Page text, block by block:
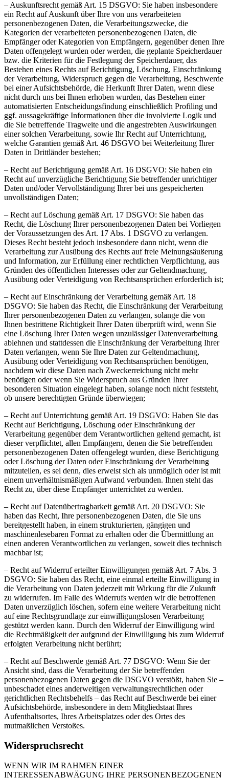
– Auskunftsrecht gemäß Art. 15 DSGVO: Sie haben insbesondere
ein Recht auf Auskunft über Ihre von uns verarbeiteten
personenbezogenen Daten, die Verarbeitungszwecke, die
Kategorien der verarbeiteten personenbezogenen Daten, die
Empfänger oder Kategorien von Empfängern, gegenüber denen Ihre
Daten offengelegt wurden oder werden, die geplante Speicherdauer
bzw. die Kriterien für die Festlegung der Speicherdauer, das
Bestehen eines Rechts auf Berichtigung, Löschung, Einschränkung
der Verarbeitung, Widerspruch gegen die Verarbeitung, Beschwerde
bei einer Aufsichtsbehörde, die Herkunft Ihrer Daten, wenn diese
nicht durch uns bei Ihnen erhoben wurden, das Bestehen einer
automatisierten Entscheidungsfindung einschließlich Profiling und
ggf. aussagekräftige Informationen über die involvierte Logik und
die Sie betreffende Tragweite und die angestrebten Auswirkungen
einer solchen Verarbeitung, sowie Ihr Recht auf Unterrichtung,
welche Garantien gemäß Art. 46 DSGVO bei Weiterleitung Ihrer
Daten in Drittländer bestehen;
– Recht auf Berichtigung gemäß Art. 16 DSGVO: Sie haben ein
Recht auf unverzügliche Berichtigung Sie betreffender unrichtiger
Daten und/oder Vervollständigung Ihrer bei uns gespeicherten
unvollständigen Daten;
– Recht auf Löschung gemäß Art. 17 DSGVO: Sie haben das
Recht, die Löschung Ihrer personenbezogenen Daten bei Vorliegen
der Voraussetzungen des Art. 17 Abs. 1 DSGVO zu verlangen.
Dieses Recht besteht jedoch insbesondere dann nicht, wenn die
Verarbeitung zur Ausübung des Rechts auf freie Meinungsäußerung
und Information, zur Erfüllung einer rechtlichen Verpflichtung, aus
Gründen des öffentlichen Interesses oder zur Geltendmachung,
Ausübung oder Verteidigung von Rechtsansprüchen erforderlich ist;
– Recht auf Einschränkung der Verarbeitung gemäß Art. 18
DSGVO: Sie haben das Recht, die Einschränkung der Verarbeitung
Ihrer personenbezogenen Daten zu verlangen, solange die von
Ihnen bestrittene Richtigkeit Ihrer Daten überprüft wird, wenn Sie
eine Löschung Ihrer Daten wegen unzulässiger Datenverarbeitung
ablehnen und stattdessen die Einschränkung der Verarbeitung Ihrer
Daten verlangen, wenn Sie Ihre Daten zur Geltendmachung,
Ausübung oder Verteidigung von Rechtsansprüchen benötigen,
nachdem wir diese Daten nach Zweckerreichung nicht mehr
benötigen oder wenn Sie Widerspruch aus Gründen Ihrer
besonderen Situation eingelegt haben, solange noch nicht feststeht,
ob unsere berechtigten Gründe überwiegen;
– Recht auf Unterrichtung gemäß Art. 19 DSGVO: Haben Sie das
Recht auf Berichtigung, Löschung oder Einschränkung der
Verarbeitung gegenüber dem Verantwortlichen geltend gemacht, ist
dieser verpflichtet, allen Empfängern, denen die Sie betreffenden
personenbezogenen Daten offengelegt wurden, diese Berichtigung
oder Löschung der Daten oder Einschränkung der Verarbeitung
mitzuteilen, es sei denn, dies erweist sich als unmöglich oder ist mit
einem unverhältnismäßigen Aufwand verbunden. Ihnen steht das
Recht zu, über diese Empfänger unterrichtet zu werden.
– Recht auf Datenübertragbarkeit gemäß Art. 20 DSGVO: Sie
haben das Recht, Ihre personenbezogenen Daten, die Sie uns
bereitgestellt haben, in einem strukturierten, gängigen und
maschinenlesebaren Format zu erhalten oder die Übermittlung an
einen anderen Verantwortlichen zu verlangen, soweit dies technisch
machbar ist;
– Recht auf Widerruf erteilter Einwilligungen gemäß Art. 7 Abs. 3
DSGVO: Sie haben das Recht, eine einmal erteilte Einwilligung in
die Verarbeitung von Daten jederzeit mit Wirkung für die Zukunft
zu widerrufen. Im Falle des Widerrufs werden wir die betroffenen
Daten unverzüglich löschen, sofern eine weitere Verarbeitung nicht
auf eine Rechtsgrundlage zur einwilligungslosen Verarbeitung
gestützt werden kann. Durch den Widerruf der Einwilligung wird
die Rechtmäßigkeit der aufgrund der Einwilligung bis zum Widerruf
erfolgten Verarbeitung nicht berührt;
– Recht auf Beschwerde gemäß Art. 77 DSGVO: Wenn Sie der
Ansicht sind, dass die Verarbeitung der Sie betreffenden
personenbezogenen Daten gegen die DSGVO verstößt, haben Sie –
unbeschadet eines anderweitigen verwaltungsrechtlichen oder
gerichtlichen Rechtsbehelfs – das Recht auf Beschwerde bei einer
Aufsichtsbehörde, insbesondere in dem Mitgliedstaat Ihres
Aufenthaltsortes, Ihres Arbeitsplatzes oder des Ortes des
mutmaßlichen Verstoßes.
Widerspruchsrecht
WENN WIR IM RAHMEN EINER
INTERESSENABWÄGUNG IHRE PERSONENBEZOGENEN